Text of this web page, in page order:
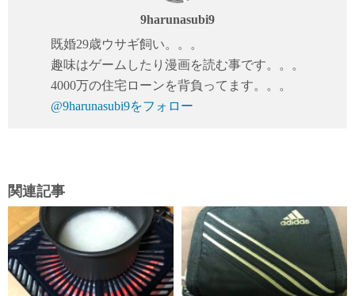
9harunasubi9
既婚29歳ウサギ飼い。。。
趣味はゲームしたり漫画を読む事です。。。
4000万の住宅ローンを背負ってます。。。
@9harunasubi9をフォロー
関連記事